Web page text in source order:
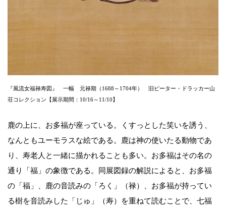
『風流女福禄寿図』 一幅 元禄期（1688～1704年） 旧ピーター・ドラッカー山
荘コレクション【展示期間：10/16～11/10】
鹿の上に、お多福が座っている。くすっとした笑いを誘う、
なんともユーモラスな絵である。鹿は神の使いたる動物であ
り、寿老人と一緒に描かれることも多い。お多福はその名の
通り「福」の象徴である。同展図録の解説によると、お多福
の「福」、鹿の音読みの「ろく」（禄）、お多福が持ってい
る樹を音読みした「じゅ」（寿）を重ねて読むことで、七福